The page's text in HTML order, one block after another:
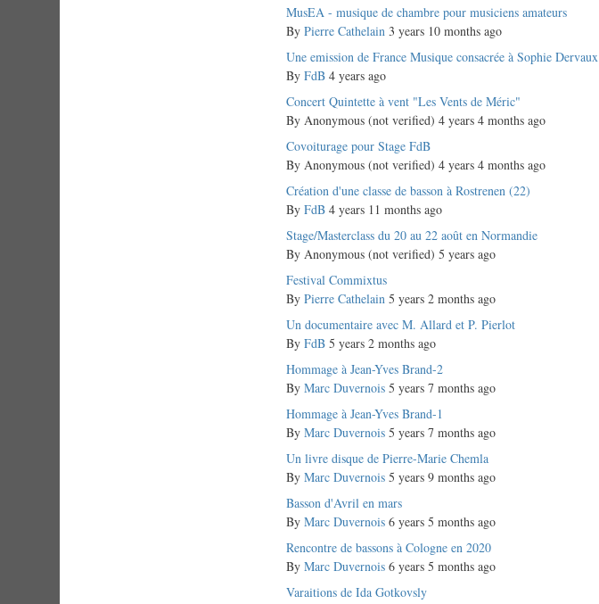
Normal
topic
MusEA - musique de chambre pour musiciens amateurs
ByPierre Cathelain 3 years 10 months ago
Normal
topic
Une emission de France Musique consacrée à Sophie Dervaux
ByFdB 4 years ago
Normal
topic
Concert Quintette à vent "Les Vents de Méric"
ByAnonymous (not verified) 4 years 4 months ago
Normal
topic
Covoiturage pour Stage FdB
ByAnonymous (not verified) 4 years 4 months ago
Normal
topic
Création d'une classe de basson à Rostrenen (22)
ByFdB 4 years 11 months ago
Normal
topic
Stage/Masterclass du 20 au 22 août en Normandie
ByAnonymous (not verified) 5 years ago
Normal
topic
Festival Commixtus
ByPierre Cathelain 5 years 2 months ago
Normal
topic
Un documentaire avec M. Allard et P. Pierlot
ByFdB 5 years 2 months ago
Normal
topic
Hommage à Jean-Yves Brand-2
ByMarc Duvernois 5 years 7 months ago
Normal
topic
Hommage à Jean-Yves Brand-1
ByMarc Duvernois 5 years 7 months ago
Normal
topic
Un livre disque de Pierre-Marie Chemla
ByMarc Duvernois 5 years 9 months ago
Normal
topic
Basson d'Avril en mars
ByMarc Duvernois 6 years 5 months ago
Normal
topic
Rencontre de bassons à Cologne en 2020
ByMarc Duvernois 6 years 5 months ago
Normal
Varaitions de Ida Gotkovsly